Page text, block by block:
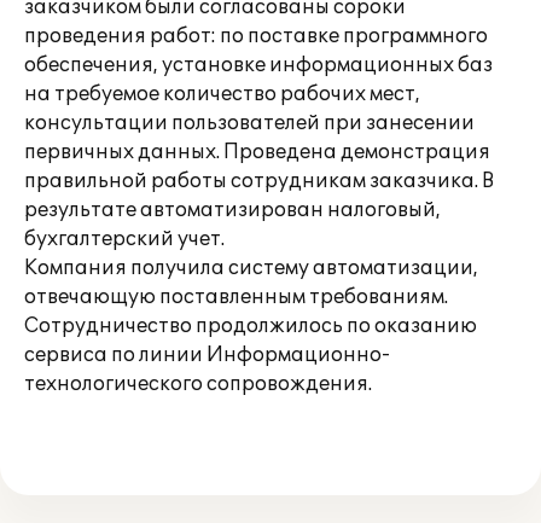
заказчиком были согласованы сороки
проведения работ: по поставке программного
обеспечения, установке информационных баз
на требуемое количество рабочих мест,
консультации пользователей при занесении
первичных данных. Проведена демонстрация
правильной работы сотрудникам заказчика. В
результате автоматизирован налоговый,
бухгалтерский учет.
Компания получила систему автоматизации,
отвечающую поставленным требованиям.
Сотрудничество продолжилось по оказанию
сервиса по линии Информационно-
технологического сопровождения.